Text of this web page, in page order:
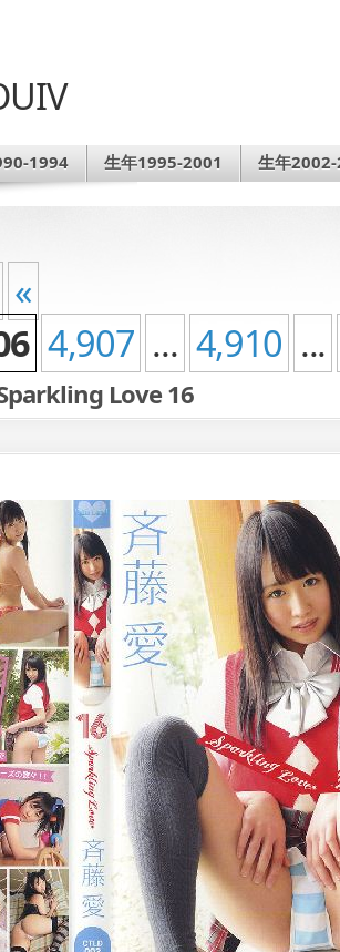
1994 生年1995-2001 生年
«
4,907 ... 4,910 ...
Love 16